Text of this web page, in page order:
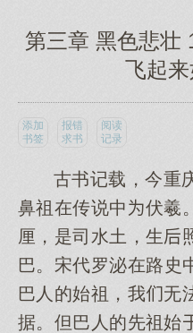
第三章 黑色悲
飞起
添加
书签
报错
求书
阅读
记录
古书记载，今重
鼻祖在传说中伏羲
厘，是司水土，生
巴。宋代罗泌在路
巴人的始祖，我
据。但巴人的先祖